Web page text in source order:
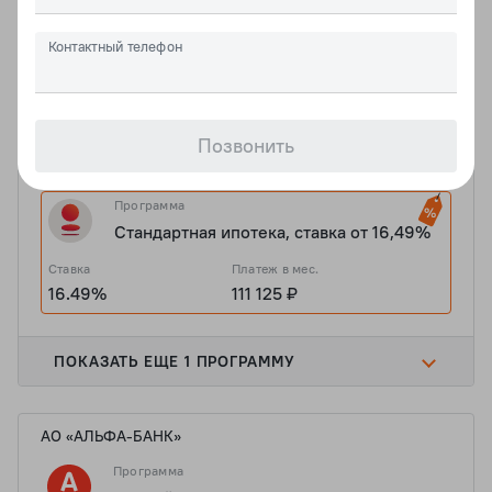
ПОКАЗАТЬ ЕЩЕ 1 ПРОГРАММУ
Программа
Стандартная ипотека, ставка от 16,49%
Ставка
16.49%
Платеж в мес.
111 125 ₽
ПОКАЗАТЬ ЕЩЕ 1 ПРОГРАММУ
АО «АЛЬФА-БАНК»
Программа
Контактный телефон
Позвонить